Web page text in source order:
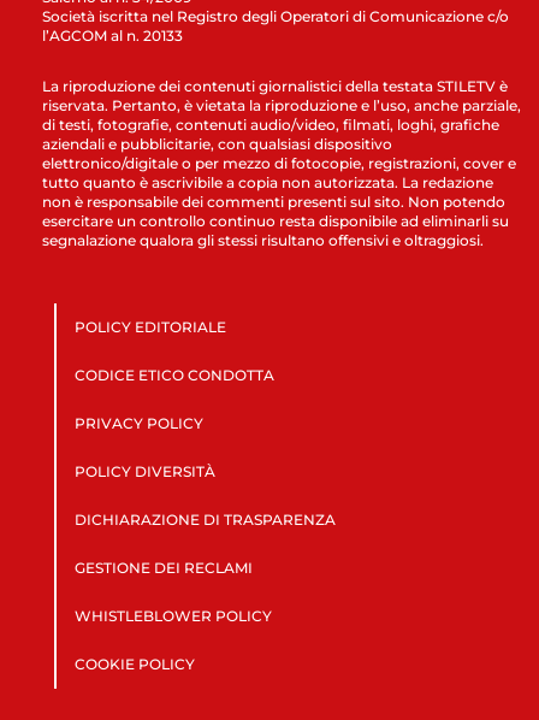
Società iscritta nel Registro degli Operatori di Comunicazione c/o
l’AGCOM al n. 20133
La riproduzione dei contenuti giornalistici della testata STILETV è
riservata. Pertanto, è vietata la riproduzione e l’uso, anche parziale,
di testi, fotografie, contenuti audio/video, filmati, loghi, grafiche
aziendali e pubblicitarie, con qualsiasi dispositivo
elettronico/digitale o per mezzo di fotocopie, registrazioni, cover e
tutto quanto è ascrivibile a copia non autorizzata. La redazione
non è responsabile dei commenti presenti sul sito. Non potendo
esercitare un controllo continuo resta disponibile ad eliminarli su
segnalazione qualora gli stessi risultano offensivi e oltraggiosi.
POLICY EDITORIALE
CODICE ETICO CONDOTTA
PRIVACY POLICY
POLICY DIVERSITÀ
DICHIARAZIONE DI TRASPARENZA
GESTIONE DEI RECLAMI
WHISTLEBLOWER POLICY
COOKIE POLICY